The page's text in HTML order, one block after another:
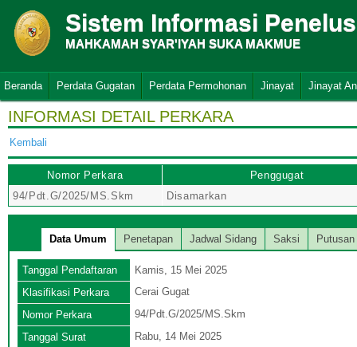
Sistem Informasi
MAHKAMAH SYAR'IYAH SUKA MAKMUE
Beranda Perdata Gugatan Perdata Permohonan Jinayat Jinayat
INFORMASI DETAIL PERKARA
Kembali
Nomor Perkara
Penggugat
94/Pdt.G/2025/MS.Skm
Disamarkan
Data Umum Penetapan Jadwal Sidang Saksi Putusan
Tanggal Pendaftaran
Kamis, 15 Mei 2025
Klasifikasi Perkara
Cerai Gugat
Nomor Perkara
94/Pdt.G/2025/MS.Skm
Tanggal Surat
Rabu, 14 Mei 2025